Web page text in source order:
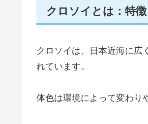
クロソイとは：特
クロソイは、日本近海に広
れています。
体色は環境によって変わり